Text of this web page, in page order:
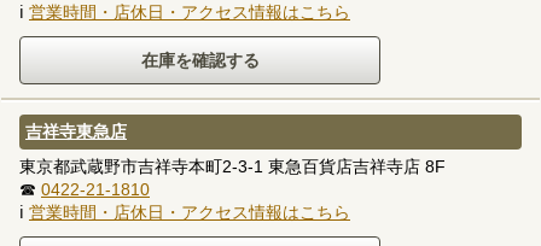
ℹ 営業時間・店休日・アクセス情報はこちら
吉祥寺東急店
東京都武蔵野市吉祥寺本町2-3-1 東急百貨店吉祥寺店 8F
☎ 0422-21-1810
ℹ 営業時間・店休日・アクセス情報はこちら